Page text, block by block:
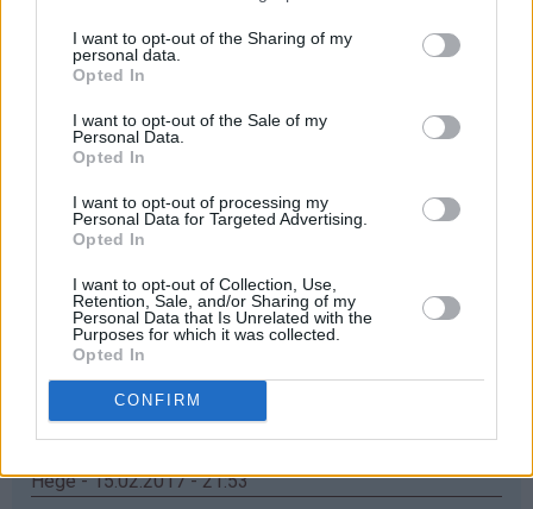
I want to opt-out of the Sharing of my
personal data.
Opted In
I want to opt-out of the Sale of my
Personal Data.
Opted In
I want to opt-out of processing my
Personal Data for Targeted Advertising.
Opted In
I want to opt-out of Collection, Use,
Retention, Sale, and/or Sharing of my
Personal Data that Is Unrelated with the
Purposes for which it was collected.
Opted In
CONFIRM
Som
svar
på
av
(ikke
bekreftet)
Steker den med vanndamp ved 150 grader. Veldig
myk og saftig. Perfekt.
Svar
Ina K. Thoresen - 03.06.2026 - 21:27
Som
svar
av
(ikke
Rullekake tørker om du lar den kjøle seg for lenge før
du ruller.
Hege - 15.02.2017 - 21:53